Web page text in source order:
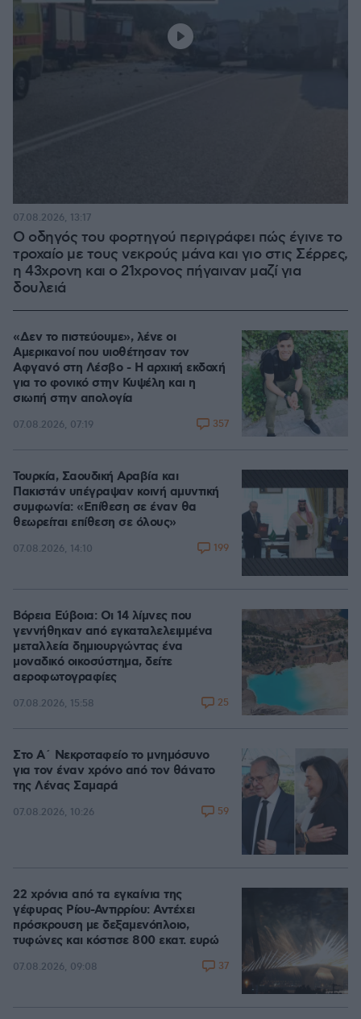
Ο οδηγός του φορτηγού περιγράφει πώς έγινε το
τροχαίο με τους νεκρούς μάνα και γιο στις Σέρρες,
η 43χρονη και ο 21χρονος πήγαιναν μαζί για
δουλειά
07.08.2026, 13:17
«Δεν το πιστεύουμε», λένε οι
Αμερικανοί που υιοθέτησαν τον
Αφγανό στη Λέσβο - Η αρχική εκδοχή
για το φονικό στην Κυψέλη και η
σιωπή στην απολογία
07.08.2026, 07:19 357
Τουρκία, Σαουδική Αραβία και
Πακιστάν υπέγραψαν κοινή αμυντική
συμφωνία: «Επίθεση σε έναν θα
θεωρείται επίθεση σε όλους»
07.08.2026, 14:10 199
Βόρεια Εύβοια: Οι 14 λίμνες που
γεννήθηκαν από εγκαταλελειμμένα
μεταλλεία δημιουργώντας ένα
μοναδικό οικοσύστημα, δείτε
αεροφωτογραφίες
07.08.2026, 15:58 25
Στο Α΄ Νεκροταφείο το μνημόσυνο
για τον έναν χρόνο από τον θάνατο
της Λένας Σαμαρά
07.08.2026, 10:26 59
22 χρόνια από τα εγκαίνια της
γέφυρας Ρίου-Αντιρρίου: Αντέχει
πρόσκρουση με δεξαμενόπλοιο,
τυφώνες και κόστισε 800 εκατ. ευρώ
07.08.2026, 09:08 37